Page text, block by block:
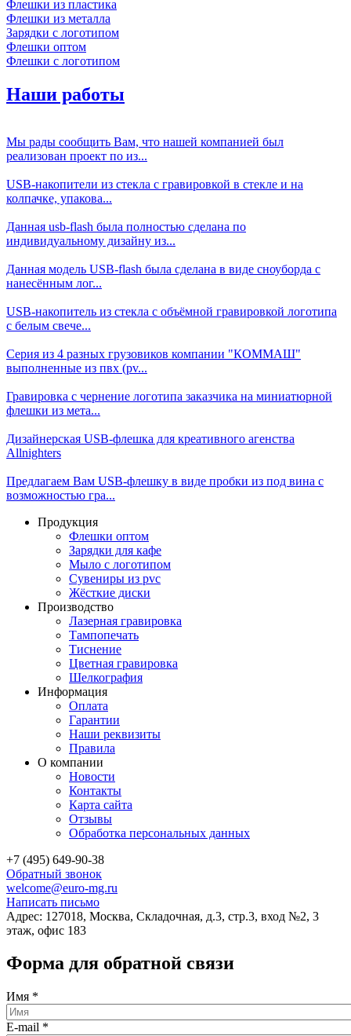
Флешки из пластика
Флешки из металла
Зарядки с логотипом
Флешки оптом
Флешки с логотипом
Наши работы
Мы рады сообщить Вам, что нашей компанией был
реализован проект по из...
USB-накопители из стекла с гравировкой в стекле и на
колпачке, упакова...
Данная usb-flash была полностью сделана по
индивидуальному дизайну из...
Данная модель USB-flash была сделана в виде сноуборда с
нанесённым лог...
USB-накопитель из стекла с объёмной гравировкой логотипа
с белым свече...
Серия из 4 разных грузовиков компании "КОММАШ"
выполненные из пвх (pv...
Гравировка с чернение логотипа заказчика на миниатюрной
флешки из мета...
Дизайнерская USB-флешка для креативного агенства
Allnighters
Предлагаем Вам USB-флешку в виде пробки из под вина с
возможностью гра...
Продукция
Флешки оптом
Зарядки для кафе
Мыло с логотипом
Сувениры из pvc
Жёсткие диски
Производство
Лазерная гравировка
Тампопечать
Тиснение
Цветная гравировка
Шелкография
Информация
Оплата
Гарантии
Наши реквизиты
Правила
О компании
Новости
Контакты
Карта сайта
Отзывы
Обработка персональных данных
+7 (495) 649-90-38
Обратный звонок
welcome@euro-mg.ru
Написать письмо
Адрес: 127018, Москва, Складочная, д.3, стр.3, вход №2, 3
этаж, офис 183
Форма для обратной связи
Имя *
E-mail *